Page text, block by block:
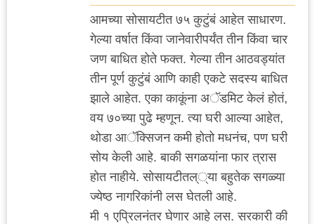
आमच्या सोसायटीत ७५ कुटुंबं आहेत साधारण.
गेल्या वर्षात किंवा जानेवारीपर्यंत तीन किंवा चार
जण बाधित होते फक्त. गेल्या तीन आठवड्यांत
तीन पूर्ण कुटुंबं आणि काही एकटे सदस्य बाधित
झाले आहेत. एका काकूंना अॅडमिट केलं हाेतं,
वय ७०च्या पुढे म्हणून. त्या घरी आल्या आहेत,
थोडा आॅक्सिजन कमी होतो मधनंच, पण घरी
सोय केली आहे. बाकी सगळयांना फार त्रास
होत नाहीये. सोसायटीतल््या बहुतेक सगळ्या
ज्येष्ठ नागरिकांनी लस घेतली आहे.
मी १ एप्रिलनंतर घेणार आहे लस. सरकारी की